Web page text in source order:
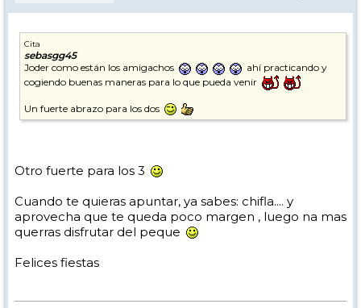
Cita
sebasgg45
Joder como están los amigachos
ahí practicando y
cogiendo buenas maneras para lo que pueda venir
Un fuerte abrazo para los dos
Otro fuerte para los 3
Cuando te quieras apuntar, ya sabes: chifla.... y
aprovecha que te queda poco margen , luego na mas
querras disfrutar del peque
Felices fiestas